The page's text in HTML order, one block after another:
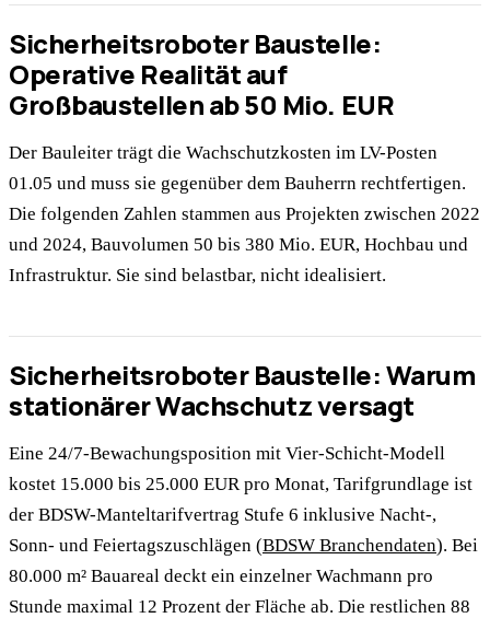
Sicherheitsroboter Baustelle:
Operative Realität auf
Großbaustellen ab 50 Mio. EUR
Der Bauleiter trägt die Wachschutzkosten im LV-Posten
01.05 und muss sie gegenüber dem Bauherrn rechtfertigen.
Die folgenden Zahlen stammen aus Projekten zwischen 2022
und 2024, Bauvolumen 50 bis 380 Mio. EUR, Hochbau und
Infrastruktur. Sie sind belastbar, nicht idealisiert.
Sicherheitsroboter Baustelle: Warum
stationärer Wachschutz versagt
Eine 24/7-Bewachungsposition mit Vier-Schicht-Modell
kostet 15.000 bis 25.000 EUR pro Monat, Tarifgrundlage ist
der BDSW-Manteltarifvertrag Stufe 6 inklusive Nacht-,
Sonn- und Feiertagszuschlägen (BDSW Branchendaten). Bei
80.000 m² Bauareal deckt ein einzelner Wachmann pro
Stunde maximal 12 Prozent der Fläche ab. Die restlichen 88